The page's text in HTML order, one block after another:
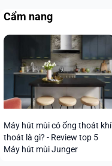
Cẩm nang
Máy hút mùi có ống thoát khí
thoát là gì? - Review top 5
Máy hút mùi Junger